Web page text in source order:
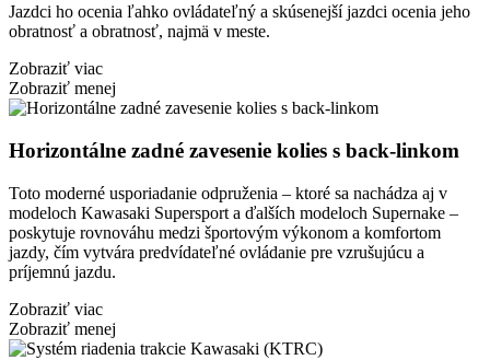
Jazdci ho ocenia ľahko ovládateľný a skúsenejší jazdci ocenia jeho
obratnosť a obratnosť, najmä v meste.
Zobraziť viac
Zobraziť menej
Horizontálne zadné zavesenie kolies s back-linkom
Toto moderné usporiadanie odpruženia – ktoré sa nachádza aj v
modeloch Kawasaki Supersport a ďalších modeloch Supernake –
poskytuje rovnováhu medzi športovým výkonom a komfortom
jazdy, čím vytvára predvídateľné ovládanie pre vzrušujúcu a
príjemnú jazdu.
Zobraziť viac
Zobraziť menej